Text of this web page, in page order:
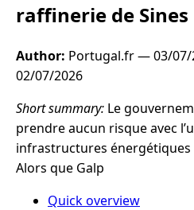
raffinerie de Sines
Author: Portugal.fr —03/07/
02/07/2026
Short summary: Le
prendre aucun risque avec
infrastructures
Alors que Galp
Quick overview